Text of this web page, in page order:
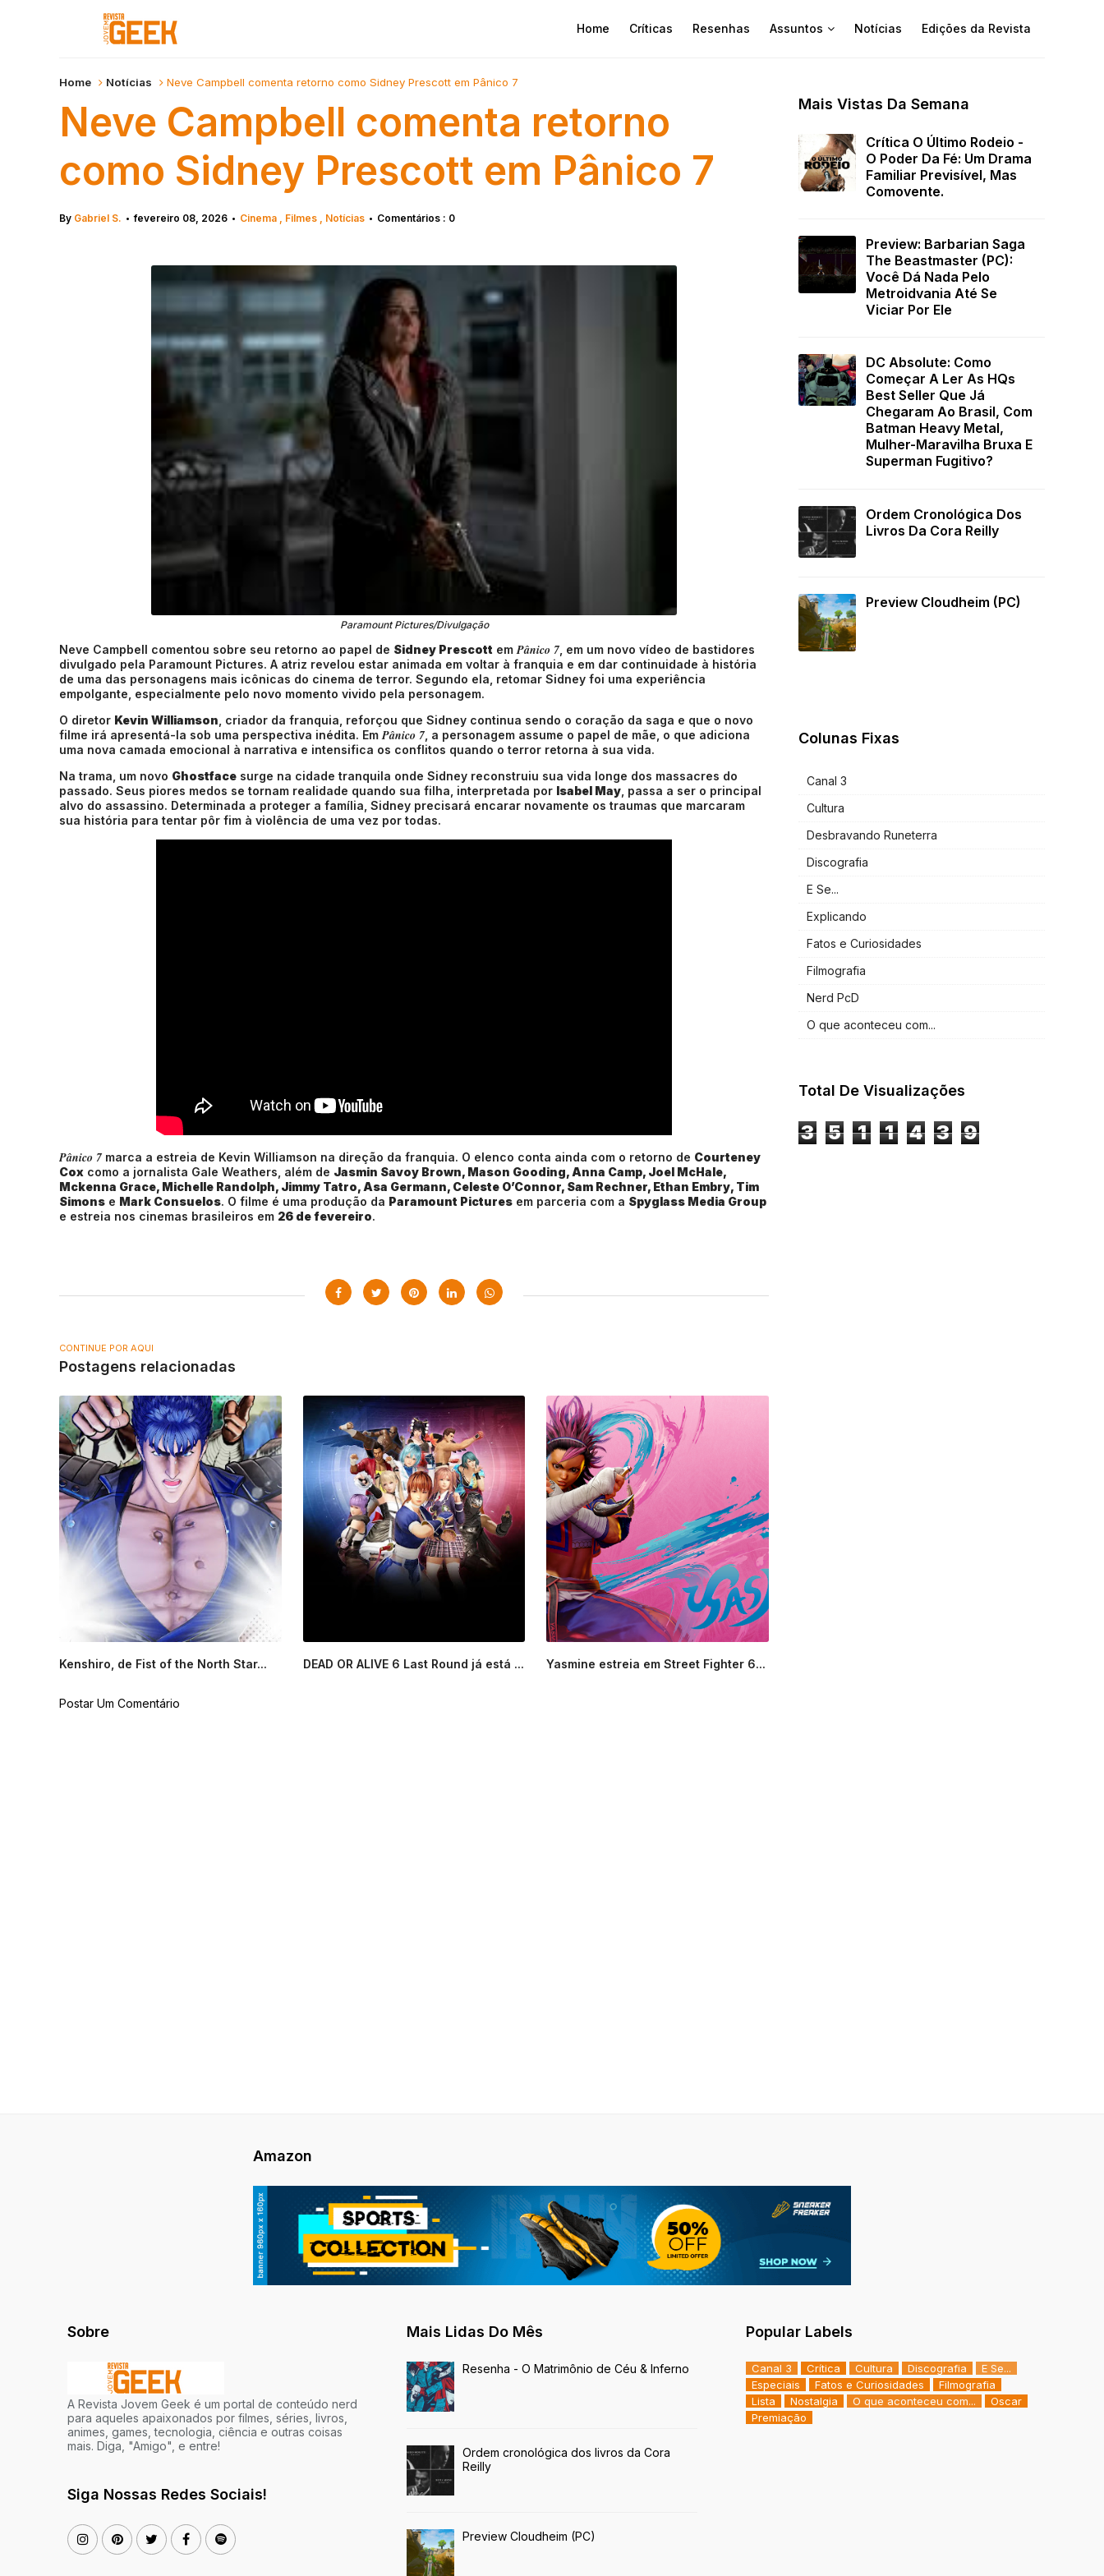
Home Críticas Resenhas Assuntos Notícias Edições da Revista
Home Notícias Neve Campbell comenta retorno como Sidney Prescott em Pânico 7
Neve Campbell comenta retorno
como Sidney Prescott em Pânico 7
By Gabriel S. • fevereiro 08, 2026 • Cinema Filmes Notícias • Comentários : 0
Paramount Pictures/Divulgação
Neve Campbell comentou sobre seu retorno ao papel de Sidney Prescott em Pânico 7, em um novo vídeo de bastidores
divulgado pela Paramount Pictures. A atriz revelou estar animada em voltar à franquia e em dar continuidade à história
de uma das personagens mais icônicas do cinema de terror. Segundo ela, retomar Sidney foi uma experiência
empolgante, especialmente pelo novo momento vivido pela personagem.
O diretor Kevin Williamson , criador da franquia, reforçou que Sidney continua sendo o coração da saga e que o novo
filme irá apresentá-la sob uma perspectiva inédita. Em Pânico 7, a personagem assume o papel de mãe, o que adiciona
uma nova camada emocional à narrativa e intensifica os conflitos quando o terror retorna à sua vida.
Na trama, um novo Ghostface surge na cidade tranquila onde Sidney reconstruiu sua vida longe dos massacres do
passado. Seus piores medos se tornam realidade quando sua filha, interpretada por Isabel May , passa a ser o principal
alvo do assassino. Determinada a proteger a família, Sidney precisará encarar novamente os traumas que marcaram
sua história para tentar pôr fim à violência de uma vez por todas.
Pânico 7marca a estreia de Kevin Williamson na direção da franquia. O elenco conta ainda com o retorno de Courteney
Cox como a jornalista Gale Weathers, além de Jasmin Savoy Brown, Mason Gooding, Anna Camp, Joel McHale,
Mckenna Grace, Michelle Randolph, Jimmy Tatro, Asa Germann, Celeste O’Connor, Sam Rechner, Ethan Embry, Tim
Simons e Mark Consuelos. O filme é uma produção da Paramount Pictures em parceria com a Spyglass Media Group
e estreia nos cinemas brasileiros em 26 de fevereiro.
CONTINUE POR AQUI
Postagens relacionadas
Kenshiro, de Fist of the North Star... DEAD OR ALIVE 6 Last Round já está ... Yasmine estreia em Street Fighter 6...
Postar Um Comentário
Mais Vistas Da Semana
Crítica O Último Rodeio -
O Poder Da Fé: Um Drama
Familiar Previsível, Mas
Comovente.
Preview: Barbarian Saga
The Beastmaster (PC):
Você Dá Nada Pelo
Metroidvania Até Se
Viciar Por Ele
DC Absolute: Como
Começar A Ler As HQs
Best Seller Que Já
Chegaram Ao Brasil, Com
Batman Heavy Metal,
Mulher-Maravilha Bruxa E
Superman Fugitivo?
Ordem Cronológica Dos
Livros Da Cora Reilly
Preview Cloudheim (PC)
Colunas Fixas
Canal 3
Cultura
Desbravando Runeterra
Discografia
E Se...
Explicando
Fatos e Curiosidades
Filmografia
Nerd PcD
O que aconteceu com...
Total De Visualizações
3 5 1 1 4 3 9
Amazon
Sobre
A Revista Jovem Geek é um portal de conteúdo nerd
para aqueles apaixonados por filmes, séries, livros,
animes, games, tecnologia, ciência e outras coisas
mais. Diga, "Amigo", e entre!
Siga Nossas Redes Sociais!
Mais Lidas Do Mês
Resenha - O Matrimônio de Céu & Inferno
Ordem cronológica dos livros da Cora
Reilly
Preview Cloudheim (PC)
Popular Labels
Canal 3 Crítica Cultura Discografia
E Se...
Especiais
Fatos e Curiosidades
Filmografia
Lista
Nostalgia O que aconteceu com...
Oscar
Premiação